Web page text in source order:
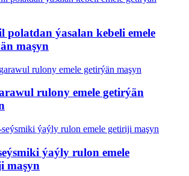
polatdan ýasalan kebeli emele
maşyn
rulony emele getirýän
ýaýly rulon emele
maşyn